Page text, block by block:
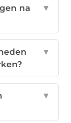
na
▼
▼
▼